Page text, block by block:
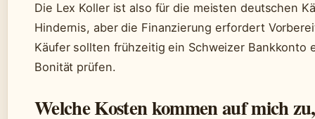
Die Lex Koller ist also für die meisten deutschen
Hindernis, aber die Finanzierung erfordert
Käufer sollten frühzeitig ein Schweizer Bankkonto
Bonität prüfen.
Welche Kosten kommen auf mich